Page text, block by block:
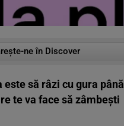
ne în Discover
să râzi cu gura până
te va face să zâmbești